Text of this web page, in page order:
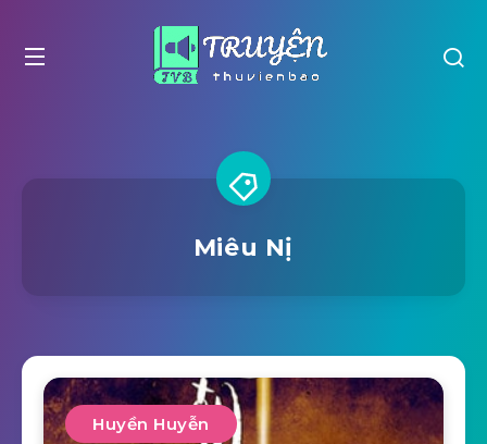
Miêu Nị
Huyền Huyễn